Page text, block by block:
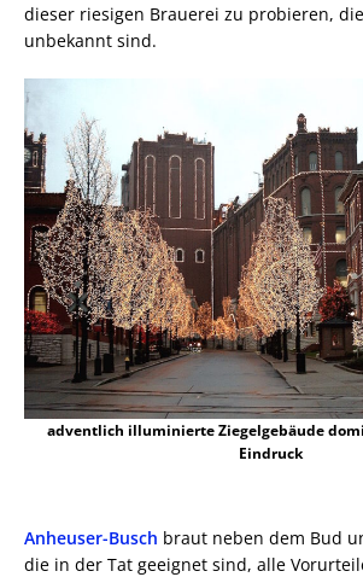
dieser riesigen Brauerei zu probieren,
unbekannt sind.
adventlich illuminierte Ziegelgebäude
Eindruck
Anheuser-Busch braut neben dem Bud
die in der Tat geeignet sind, alle